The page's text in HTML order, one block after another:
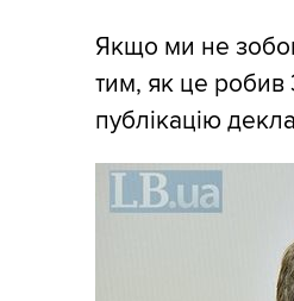
Якщо ми не
тим, як це робив
публікацію